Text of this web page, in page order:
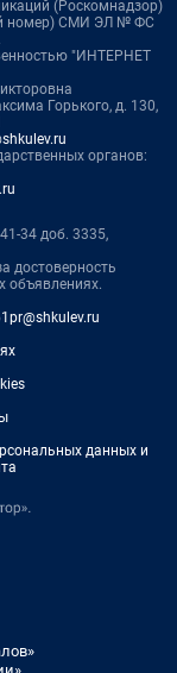
(Роскомнадзор)
номер) СМИ ЭЛ № ФС
"ИНТЕРНЕТ
Горького, д. 130,
органов:
34 доб. 3335,
достоверность
объявлениях.
данных и